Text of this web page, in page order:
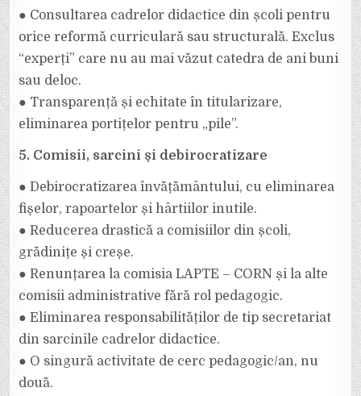
● Consultarea cadrelor didactice din școli pentru
orice reformă curriculară sau structurală. Exclus
“experți” care nu au mai văzut catedra de ani buni
sau deloc.
● Transparență și echitate în titularizare,
eliminarea portițelor pentru „pile”.
5. Comisii, sarcini și debirocratizare
● Debirocratizarea învățământului, cu eliminarea
fișelor, rapoartelor și hârtiilor inutile.
● Reducerea drastică a comisiilor din școli,
grădinițe și creșe.
● Renunțarea la comisia LAPTE – CORN și la alte
comisii administrative fără rol pedagogic.
● Eliminarea responsabilităților de tip secretariat
din sarcinile cadrelor didactice.
● O singură activitate de cerc pedagogic/an, nu
două.